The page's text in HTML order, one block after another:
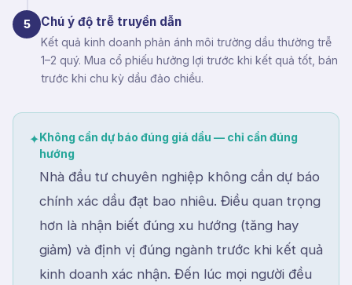
5 Chú ý độ trễ truyền dẫn
Kết quả kinh doanh phản ánh môi trường dầu thường trễ
1–2 quý. Mua cổ phiếu hưởng lợi trước khi kết quả tốt, bán
trước khi chu kỳ dầu đảo chiều.
✦Không cần dự báo đúng giá dầu — chỉ cần đúng
hướng
Nhà đầu tư chuyên nghiệp không cần dự báo
chính xác dầu đạt bao nhiêu. Điều quan trọng
hơn là nhận biết đúng xu hướng (tăng hay
giảm) và định vị đúng ngành trước khi kết quả
kinh doanh xác nhận. Đến lúc mọi người đều